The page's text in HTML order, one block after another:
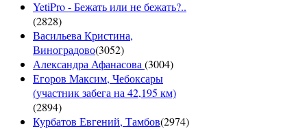
YetiPro - Бежать или не бежать?..
(2828)
Васильева Кристина,
Виноградово(3052)
Александра Афанасова(3004)
Егоров Максим, Чебоксары
(участник забега на 42,195 км)
(2894)
Курбатов Евгений, Тамбов(2974)